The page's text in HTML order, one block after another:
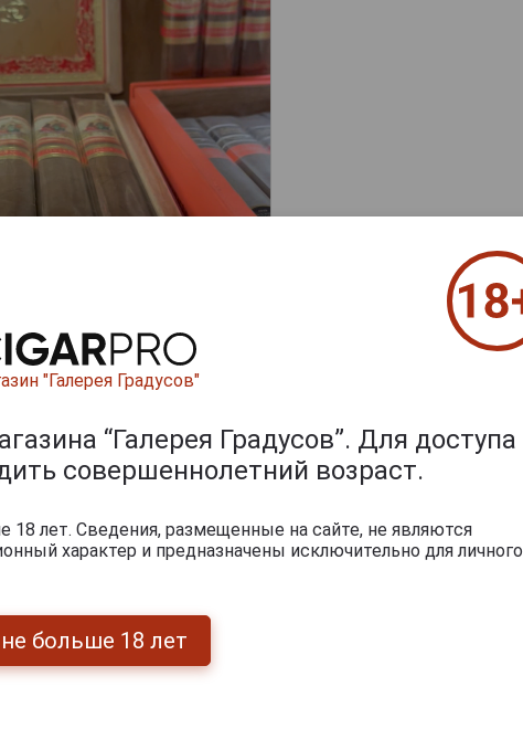
"Галерея Градусов"
“Галерея Градусов”. Для доступа
совершеннолетний возраст.
лет. Сведения, размещенные на сайте, не являются
характер и предназначены исключительно для личного
больше 18 лет